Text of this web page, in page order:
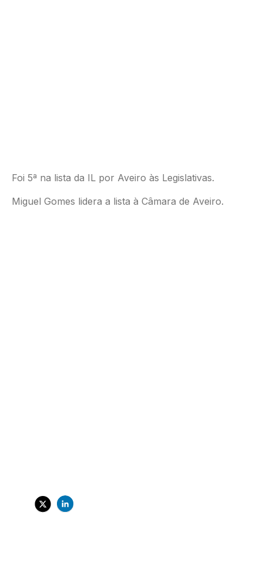
Foi 5ª na lista da IL por Aveiro às Legislativas.
Miguel Gomes lidera a lista à Câmara de Aveiro.